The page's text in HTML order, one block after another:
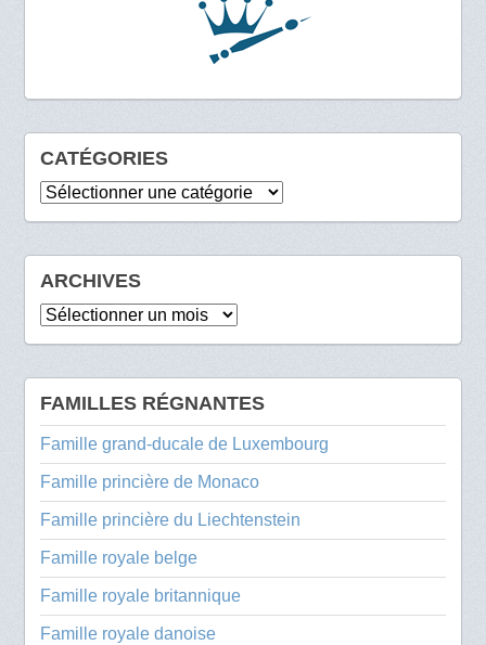
CATÉGORIES
Catégories
ARCHIVES
Archives
FAMILLES RÉGNANTES
Famille grand-ducale de Luxembourg
Famille princière de Monaco
Famille princière du Liechtenstein
Famille royale belge
Famille royale britannique
Famille royale danoise